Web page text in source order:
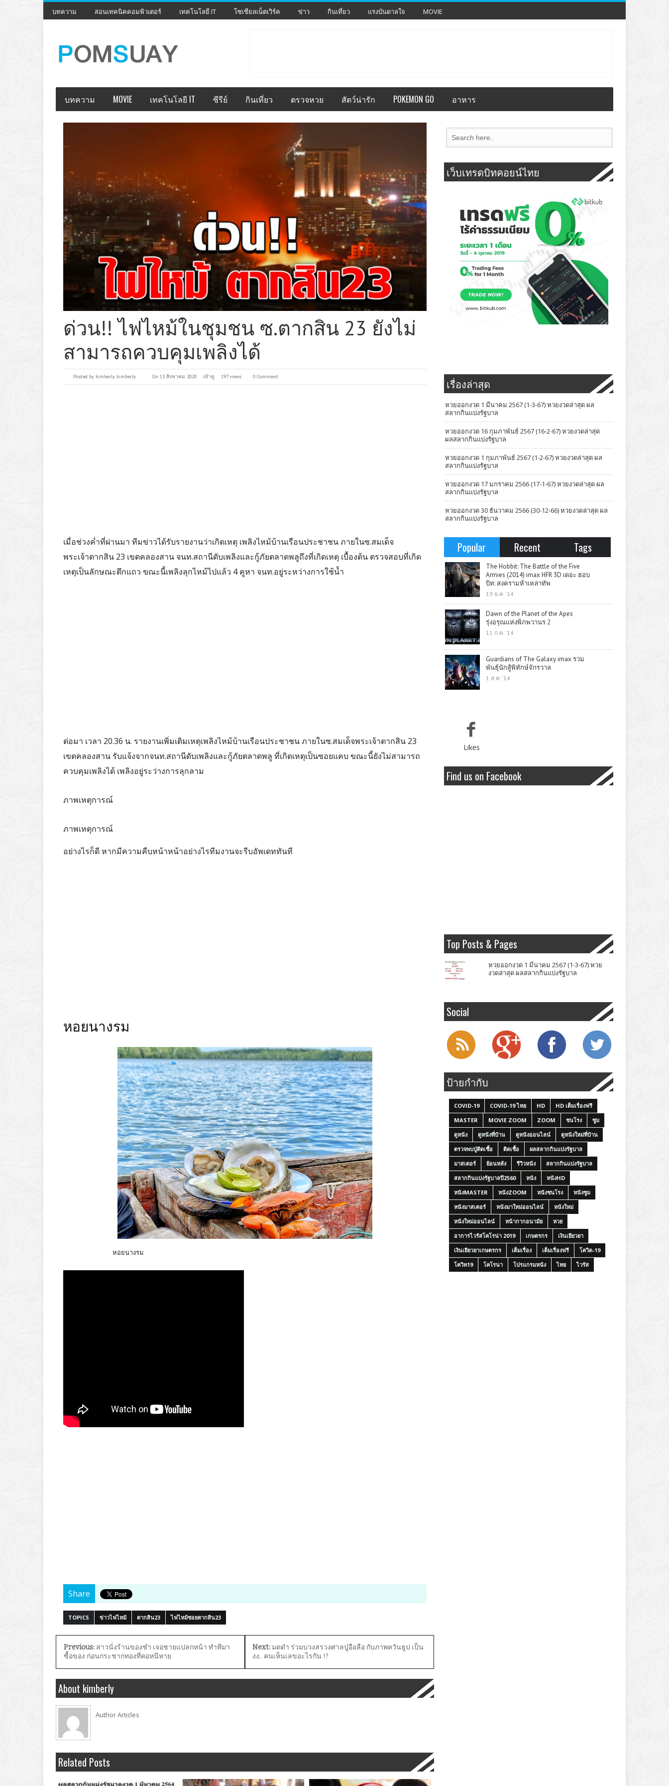
บทความ สอนเทคนิคคอมพิวเตอร์ เทคโนโลยี IT โซเชียลเน็ตเวิร์ค ข่าว กินเที่ยว แรงบันดาลใจ MOVIE
บทความ MOVIE เทคโนโลยี IT ซีรีย์ กินเที่ยว ตรวจหวย สัตว์น่ารัก POKEMON GO อาหาร
ด่วน!! ไฟไหม้ในชุมชน ซ.ตากสิน 23 ยังไม่
สามารถควบคุมเพลิงได้
Posted by kimberly kimberly On 13 สิงหาคม 2020 เข้าดู 197 views 0 Comment
เมื่อช่วงค่ำที่ผ่านมา ทีมข่าวได้รับรายงานว่าเกิดเหตุ เพลิงไหม้บ้านเรือนประชาชน ภายในซ.สมเด็จ
พระเจ้าตากสิน 23 เขตคลองสาน จนท.สถานีดับเพลิงและกู้ภัยตลาดพลูถึงที่เกิดเหตุ เบื้องต้น ตรวจสอบที่เกิด
เหตุเป็นลักษณะตึกแถว ขณะนี้เพลิงลุกไหม้ไปแล้ว 4 คูหา จนท.อยู่ระหว่างการใช้น้ำ
ต่อมา เวลา 20.36 น. รายงานเพิ่มเติมเหตุเพลิงไหม้บ้านเรือนประชาชน ภายในซ.สมเด็จพระเจ้าตากสิน 23
เขตคลองสาน รับแจ้งจากจนท.สถานีดับเพลิงและกู้ภัยตลาดพลู ที่เกิดเหตุเป็นซอยแคบ ขณะนี้ยังไม่สามารถ
ควบคุมเพลิงได้ เพลิงอยู่ระว่างการลุกลาม
ภาพเหตุการณ์
ภาพเหตุการณ์
อย่างไรก็ดี หากมีความคืบหน้าหน้าอย่างไรทีมงานจะรีบอัพเดททันที
หอยนางรม
หอยนางรม
Share
TOPICS ข่าวไฟไหม้ ตากสิน23 ไฟไหม้ซอยตากสิน23
Previous: สาวนั่งร้านของชำ เจอชายแปลกหน้า ทำทีมา
ซื้อของ ก่อนกระชากทองที่คอหนีหาย
Next: มดดำ ร่วมบวงสรวงศาลปู่อือลือ กับภาพควันธูป เป็น
งง.. คนเห็นเลขอะไรกัน !?
About kimberly
Author Articles
Related Posts
เว็บเทรดบิทคอยน์ไทย
เรื่องล่าสุด
หวยออกงวด 1 มีนาคม 2567 (1-3-67) หวยงวดล่าสุด ผล
สลากกินแบ่งรัฐบาล
หวยออกงวด 16 กุมภาพันธ์ 2567 (16-2-67) หวยงวดล่าสุด
ผลสลากกินแบ่งรัฐบาล
หวยออกงวด 1 กุมภาพันธ์ 2567 (1-2-67) หวยงวดล่าสุด ผล
สลากกินแบ่งรัฐบาล
หวยออกงวด 17 มกราคม 2566 (17-1-67) หวยงวดล่าสุด ผล
สลากกินแบ่งรัฐบาล
หวยออกงวด 30 ธันวาคม 2566 (30-12-66) หวยงวดล่าสุด ผล
สลากกินแบ่งรัฐบาล
Popular Recent Tags
The Hobbit: The Battle of the Five
Armies (2014) imax HFR 3D เดอะ ฮอบ
บิท: สงครามห้าเหล่าทัพ
19 ธ.ค. '14
Dawn of the Planet of the Apes
รุ่งอรุณแห่งพิภพวานร 2
11 ก.ค. '14
Guardians of The Galaxy imax รวม
พันธุ์นักสู้พิทักษ์จักรวาล
1 ส.ค. '14
Likes
Find us on Facebook
Top Posts & Pages
หวยออกงวด 1 มีนาคม 2567 (1-3-67) หวย
งวดล่าสุด ผลสลากกินแบ่งรัฐบาล
Social
ป้ายกำกับ
COVID-19 COVID-19 ไทย HD
HD เต็มเรื่องฟรี
MASTER
MOVIE ZOOM ZOOM ชนโรง
ซูม
ดูหนัง
ดูหนังที่บ้าน ดูหนังออนไลน์
ดูหนังใหม่ที่บ้าน
ตรวจพบปู่ติดเชื้อ
ติดเชื้อ
ผลสลากกินแบ่งรัฐบาล
มาสเตอร์
ย้อนหลัง รีวิวหนัง
สลากกินแบ่งรัฐบาล
สลากกินแบ่งรัฐบาลปี2560
หนัง
หนังHD
หนังMASTER
หนังZOOM หนังชนโรง
หนังซูม
หนังมาสเตอร์
หนังมาใหม่ออนไลน์
หนังใหม่
หนังใหม่ออนไลน์
หน้ากากอนามัย
หวย
อาการไวรัสโคโรน่า 2019
เกษตรกร
เงินเยียวยา
เงินเยียวยาเกษตรกร
เต็มเรื่อง เต็มเรื่องฟรี
โควิด-19
โควิท19
โคโรนา โปรแกรมหนัง ไทย ไวรัส